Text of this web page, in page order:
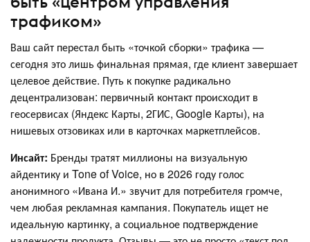
трафиком»
Ваш сайт перестал быть «точкой сборки» трафика —
сегодня это лишь финальная прямая, где клиент завершает
целевое действие. Путь к покупке радикально
децентрализован: первичный контакт происходит в
геосервисах (Яндекс Карты, 2ГИС, Google Карты), на
нишевых отзовиках или в карточках маркетплейсов.
Инсайт: Бренды тратят миллионы на визуальную
айдентику и Tone of Voice, но в 2026 году голос
анонимного «Ивана И.» звучит для потребителя громче,
чем любая рекламная кампания. Покупатель ищет не
идеальную картинку, а социальное подтверждение